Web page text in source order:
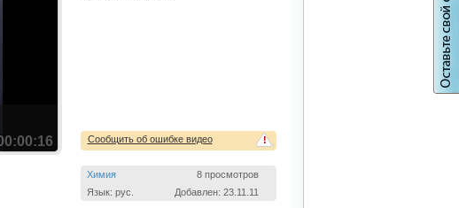
!
Сообщить об ошибке видео
Химия
8 просмотров
Язык: рус.
Добавлен: 23.11.11